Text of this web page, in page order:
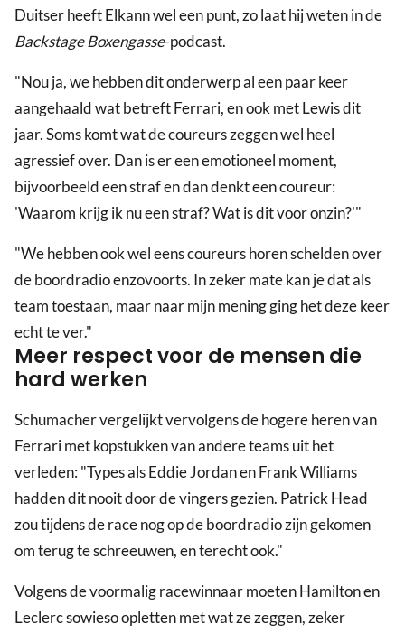
Duitser heeft Elkann wel een punt, zo laat hij weten in de
Backstage Boxengasse-podcast.
"Nou ja, we hebben dit onderwerp al een paar keer
aangehaald wat betreft Ferrari, en ook met Lewis dit
jaar. Soms komt wat de coureurs zeggen wel heel
agressief over. Dan is er een emotioneel moment,
bijvoorbeeld een straf en dan denkt een coureur:
'Waarom krijg ik nu een straf? Wat is dit voor onzin?'"
"We hebben ook wel eens coureurs horen schelden over
de boordradio enzovoorts. In zeker mate kan je dat als
team toestaan, maar naar mijn mening ging het deze keer
echt te ver."
Meer respect voor de mensen die
hard werken
Schumacher vergelijkt vervolgens de hogere heren van
Ferrari met kopstukken van andere teams uit het
verleden: "Types als Eddie Jordan en Frank Williams
hadden dit nooit door de vingers gezien. Patrick Head
zou tijdens de race nog op de boordradio zijn gekomen
om terug te schreeuwen, en terecht ook."
Volgens de voormalig racewinnaar moeten Hamilton en
Leclerc sowieso opletten met wat ze zeggen, zeker